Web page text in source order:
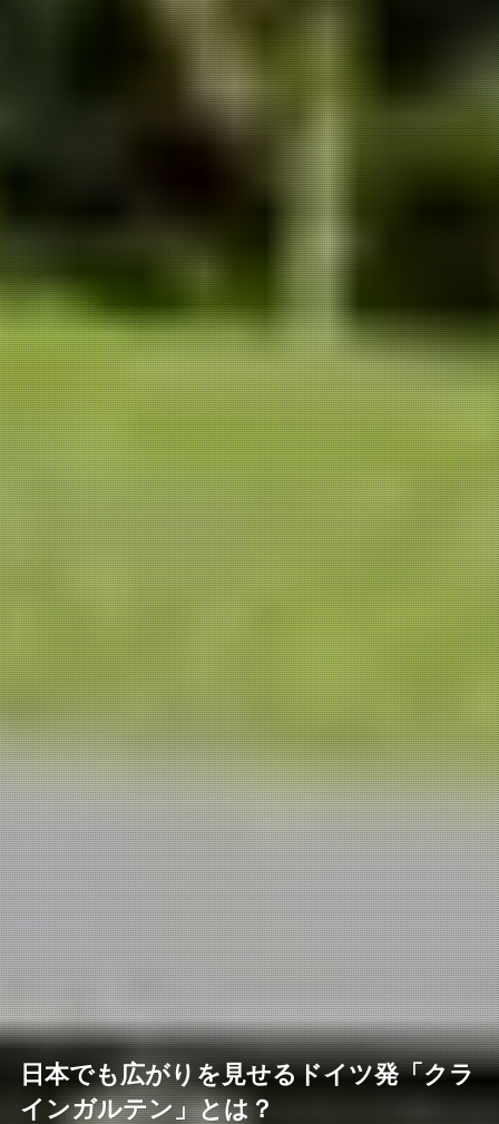
日本でも広がりを見せるドイツ発「クラ
インガルテン」とは？